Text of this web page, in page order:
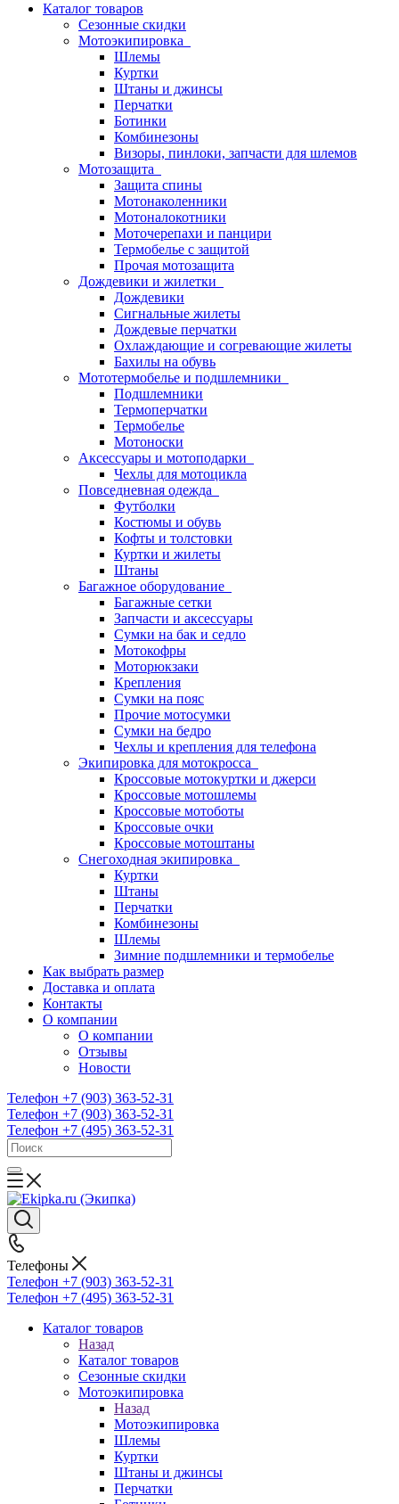
Каталог товаров
Сезонные скидки
Мотоэкипировка
Шлемы
Куртки
Штаны и джинсы
Перчатки
Ботинки
Комбинезоны
Визоры, пинлоки, запчасти для шлемов
Мотозащита
Защита спины
Мотонаколенники
Мотоналокотники
Моточерепахи и панцири
Термобелье с защитой
Прочая мотозащита
Дождевики и жилетки
Дождевики
Сигнальные жилеты
Дождевые перчатки
Охлаждающие и согревающие жилеты
Бахилы на обувь
Мототермобелье и подшлемники
Подшлемники
Термоперчатки
Термобелье
Мотоноски
Аксессуары и мотоподарки
Чехлы для мотоцикла
Повседневная одежда
Футболки
Костюмы и обувь
Кофты и толстовки
Куртки и жилеты
Штаны
Багажное оборудование
Багажные сетки
Запчасти и аксессуары
Сумки на бак и седло
Мотокофры
Моторюкзаки
Крепления
Сумки на пояс
Прочие мотосумки
Сумки на бедро
Чехлы и крепления для телефона
Экипировка для мотокросса
Кроссовые мотокуртки и джерси
Кроссовые мотошлемы
Кроссовые мотоботы
Кроссовые очки
Кроссовые мотоштаны
Снегоходная экипировка
Куртки
Штаны
Перчатки
Комбинезоны
Шлемы
Зимние подшлемники и термобелье
Как выбрать размер
Доставка и оплата
Контакты
О компании
О компании
Отзывы
Новости
Телефон +7 (903) 363-52-31
Телефон +7 (903) 363-52-31
Телефон +7 (495) 363-52-31
Телефоны
Телефон +7 (903) 363-52-31
Телефон +7 (495) 363-52-31
Каталог товаров
Назад
Каталог товаров
Сезонные скидки
Мотоэкипировка
Назад
Мотоэкипировка
Шлемы
Куртки
Штаны и джинсы
Перчатки